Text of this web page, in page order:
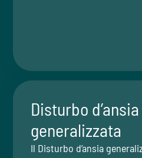
Disturbo d’ansia
generalizzata
Il Disturbo d’ansia